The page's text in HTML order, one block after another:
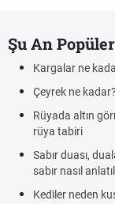
Şu An
Kargalar ne
Çeyrek ne
Rüyada altın
rüya tabiri
Sabır duası,
sabır nasıl
Kediler neden